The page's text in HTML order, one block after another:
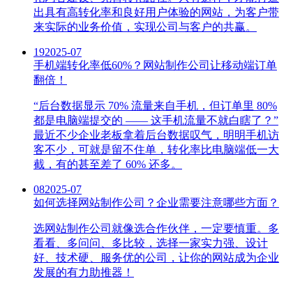
出具有高转化率和良好用户体验的网站，为客户带
来实际的业务价值，实现公司与客户的共赢。
192025-07
手机端转化率低60%？网站制作公司让移动端订单
翻倍！
“后台数据显示 70% 流量来自手机，但订单里 80%
都是电脑端提交的 —— 这手机流量不就白瞎了？”
最近不少企业老板拿着后台数据叹气，明明手机访
客不少，可就是留不住单，转化率比电脑端低一大
截，有的甚至差了 60% 还多。
082025-07
如何选择网站制作公司？企业需要注意哪些方面？
选网站制作公司就像选合作伙伴，一定要慎重。多
看看、多问问、多比较，选择一家实力强、设计
好、技术硬、服务优的公司，让你的网站成为企业
发展的有力助推器！